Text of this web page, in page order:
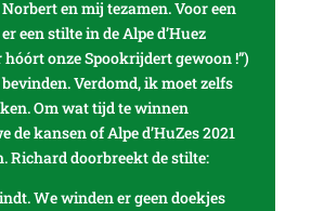
en mij tezamen. Voor een
een stilte in de Alpe d’Huez
hóórt onze Spookrijdert gewoon !”)
Verdomd, ik moet zelfs
Om wat tijd te winnen
de kansen of Alpe d’HuZes 2021
Richard doorbreekt de stilte:
We winden er geen doekjes